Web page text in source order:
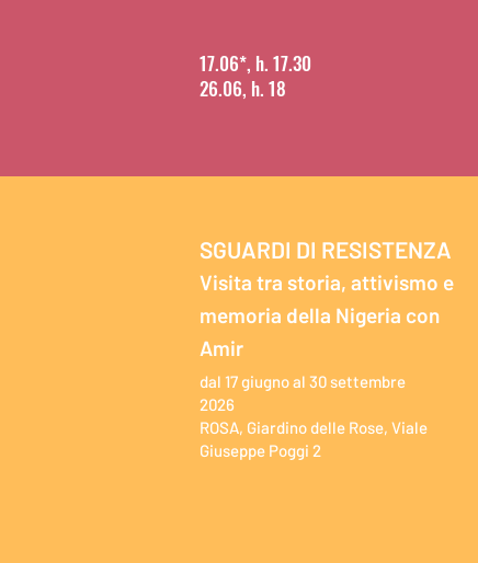
17.06*, h. 17.30
26.06, h. 18
SGUARDI DI RESISTENZA
Visita tra storia, attivismo e
memoria della Nigeria con
Amir
dal 17 giugno al 30 settembre
2026
ROSA, Giardino delle Rose, Viale
Giuseppe Poggi 2